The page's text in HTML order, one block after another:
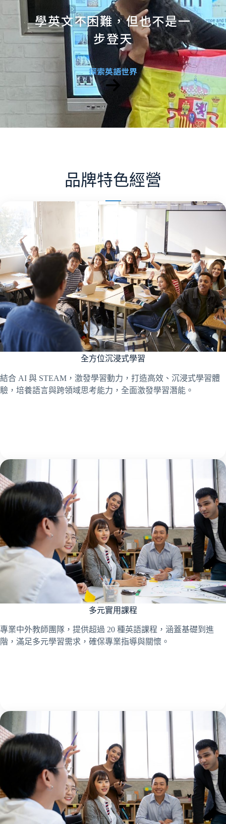
學英文不困難，但也不是一
步登天
探索英語世界
品牌特色經營
全方位沉浸式學習
結合 AI 與 STEAM，激發學習動力，打造高效、沉浸式學習體
驗，培養語言與跨領域思考能力，全面激發學習潛能。
多元實用課程
專業中外教師團隊，提供超過 20 種英語課程，涵蓋基礎到進
階，滿足多元學習需求，確保專業指導與關懷。